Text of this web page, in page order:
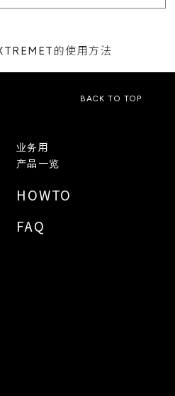
的使用方法
BACK TO TOP
业务用
产品一览
HOWTO
FAQ